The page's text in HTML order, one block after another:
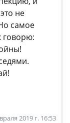
не
самое
говорю:
2019 г. 16:53